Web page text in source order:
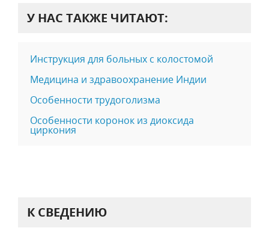
У НАС ТАКЖЕ ЧИТАЮТ:
Инструкция для больных с колостомой
Медицина и здравоохранение Индии
Особенности трудоголизма
Особенности коронок из диоксида
циркония
К СВЕДЕНИЮ